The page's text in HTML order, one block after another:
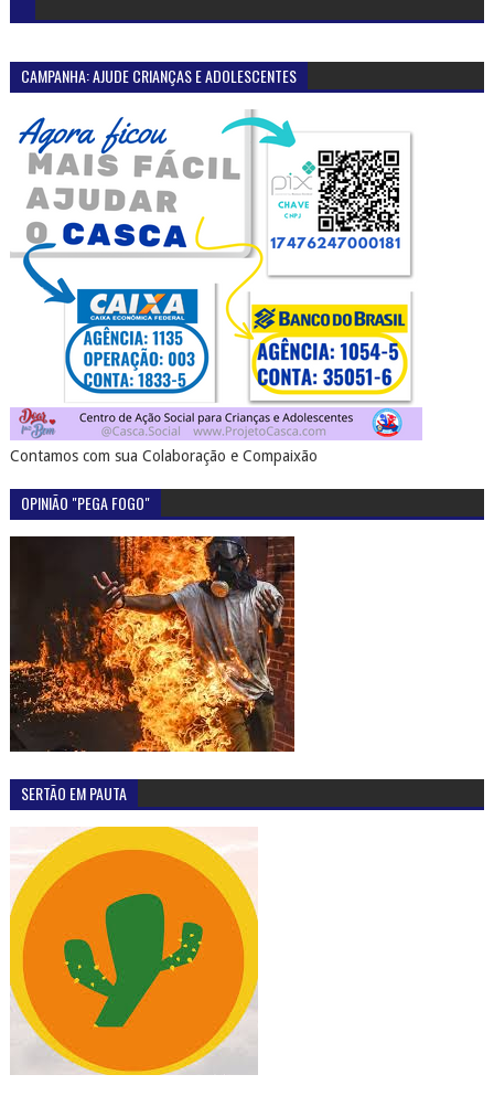
CAMPANHA: AJUDE CRIANÇAS E ADOLESCENTES
Contamos com sua Colaboração e Compaixão
OPINIÃO "PEGA FOGO"
SERTÃO EM PAUTA